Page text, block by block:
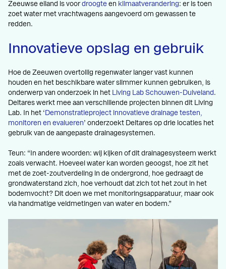
Zeeuwse eiland is voordroogte en klimaatverandering: er is toen
zoet water met vrachtwagens aangevoerd om gewassen te
redden.
Innovatieve opslag en gebruik
Hoe de Zeeuwen overtollig regenwater langer vast kunnen
houden en het beschikbare water slimmer kunnen gebruiken, is
onderwerp van onderzoek in het Living Lab Schouwen-Duiveland .
Deltares werkt mee aan verschillende projecten binnen dit Living
Lab. In het ‘ Demonstratieproject innovatieve drainage testen,
monitoren en evalueren’ onderzoekt Deltares op drie locaties het
gebruik van de aangepaste drainagesystemen.
Teun: “In andere woorden: wij kijken of dit drainagesysteem werkt
zoals verwacht. Hoeveel water kan worden geoogst, hoe zit het
met de zoet-zoutverdeling in de ondergrond, hoe gedraagt de
grondwaterstand zich, hoe verhoudt dat zich tot het zout in het
bodemvocht? Dit doen we met monitoringsapparatuur, maar ook
via handmatige veldmetingen van water en bodem.”